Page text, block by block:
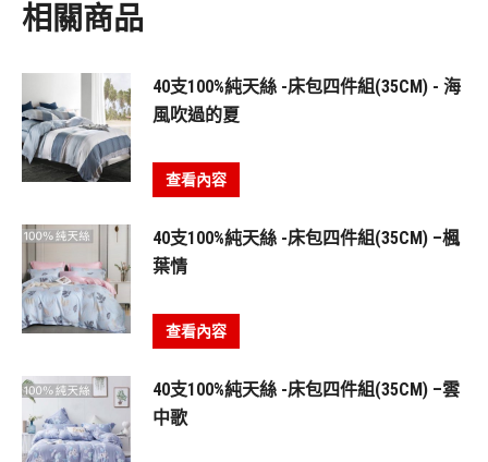
相關商品
40支100%純天絲 -床包四件組(35CM) - 海
風吹過的夏
查看內容
40支100%純天絲 -床包四件組(35CM) –楓
葉情
查看內容
40支100%純天絲 -床包四件組(35CM) –雲
中歌